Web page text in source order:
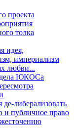
проекта
толка
идея,
империализм
любви...
ЮКОСа
либерализовать
и публичное право